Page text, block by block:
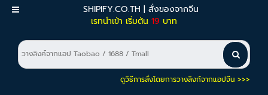
SHIPIFY.CO.TH | สั่งของจากจีน
เรทนำเข้า เริ่มต้น 19 บาท
เมนู
ดูวิธีการสั่งโดยการวางลิงก์จากแอปจีน >>>